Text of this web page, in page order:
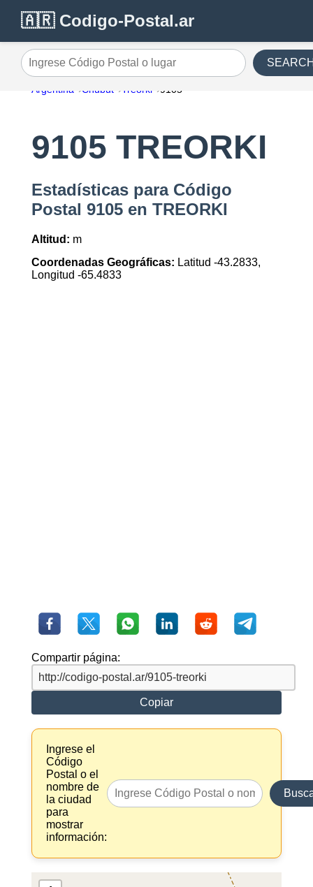
🇦🇷 Codigo-Postal.ar
Ingrese Código Postal o lugar
Argentina Chubut Treorki 9105
9105 TREORKI
Estadísticas para Código
Postal 9105 en TREORKI
Altitud: m
Coordenadas Geográficas: Latitud -43.2833,
Longitud -65.4833
Compartir página:
Copiar
Ingrese el
Código
Postal o el
nombre de
la ciudad
para
mostrar
información: